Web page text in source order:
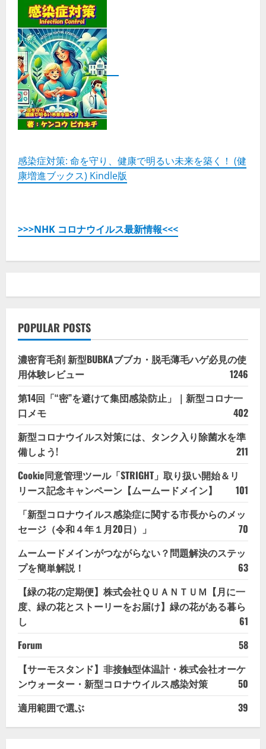
感染症対策: 命を守り、健康で明るい未来を築く！ (健
康増進ブックス) Kindle版
>>>NHK コロナウイルス最新情報<<<
POPULAR POSTS
濃密育毛剤 新型BUBKAブブカ・脱毛薄毛ハゲ必見の使
用体験レビュー
1246
第14回「“密”を避けて集団感染防止」｜新型コロナ一
口メモ
402
新型コロナウイルス対策には、タンク入り除菌水を準
備しよう!
211
Cookie同意管理ツール「STRIGHT」取り扱い開始＆リ
リース記念キャンペーン【ムームードメイン】
101
「新型コロナウイルス感染症に関する市長からのメッ
セージ（令和４年１月20日）」
70
ムームードメインがつながらない？問題解決のステッ
プを簡単解説！
63
【緑の花の定期便】株式会社ＱＵＡＮＴＵＭ【月に一
度、緑の花とストーリーをお届け】緑の花がある暮ら
し
61
Forum
58
【サーモスタンド】非接触型体温計・株式会社オーケ
ンウォーター・新型コロナウイルス感染対策
50
適用範囲で選ぶ
39